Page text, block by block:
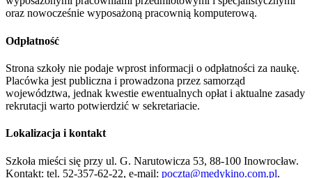
oraz nowocześnie wyposażoną pracownią komputerową.
Odpłatność
Strona szkoły nie podaje wprost informacji o odpłatności za naukę.
Placówka jest publiczna i prowadzona przez samorząd
województwa, jednak kwestie ewentualnych opłat i aktualne zasady
rekrutacji warto potwierdzić w sekretariacie.
Lokalizacja i kontakt
Szkoła mieści się przy ul. G. Narutowicza 53, 88-100 Inowrocław.
Kontakt: tel. 52-357-62-22, e-mail: poczta@medykino.com.pl.